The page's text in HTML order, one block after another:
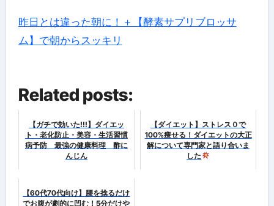
昨日とは違った朝に！＋【酵素サプリブロッサ
ム】で朝からスッキリ
Related posts:
【ガチで効いた!!!】ダイエッ
ト・老化防止・美容・生活習慣
病予防 最強の健康料理 酢に
んじん
【ダイエット】ストレス０で
100%痩せる！ダイエットの大正
解について専門家と語り合いま
した
【60代70代向け】腰を捻るだけ
でお腹が劇的に凹む！5分だけや